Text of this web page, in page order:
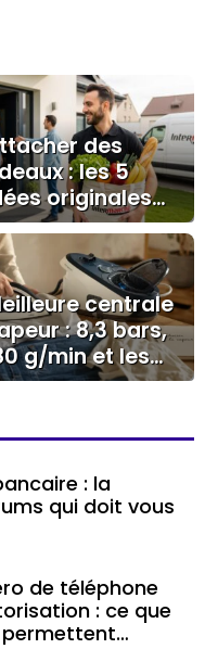
des
: les 5
originales
une déco
centrale
: 8,3 bars,
g/min et les
qui
: la
qui doit vous
de téléphone
: ce que